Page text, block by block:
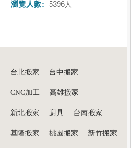
瀏覽人數: 5396人
台北搬家 台中搬家
CNC加工 高雄搬家
新北搬家 廚具 台南搬家
基隆搬家 桃園搬家 新竹搬家